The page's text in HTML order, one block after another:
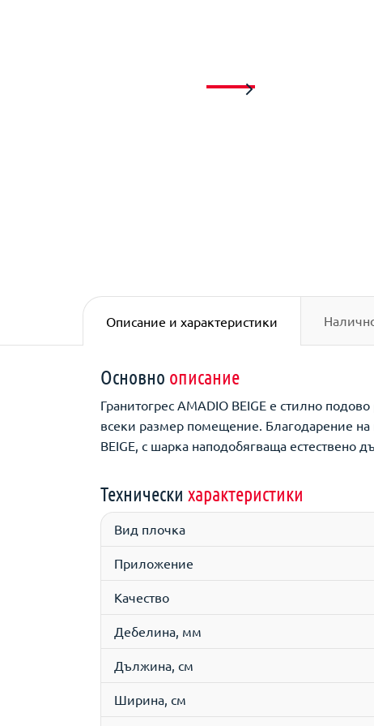
Описание и характеристики
Основно описание
Гранитогрес AMADIO BEIGE е стилно
всеки размер помещение. Благодарение
BEIGE, с шарка наподобягваща
Технически характеристики
Вид плочка
Приложение
Качество
Дебелина, мм
Дължина, см
Ширина, см